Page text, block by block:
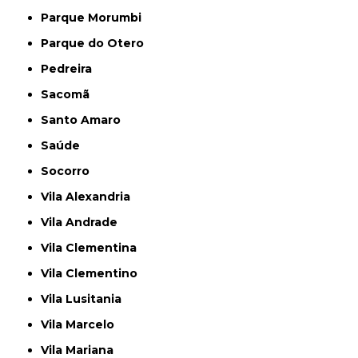
Parque Morumbi
Parque do Otero
Pedreira
Sacomã
Santo Amaro
Saúde
Socorro
Vila Alexandria
Vila Andrade
Vila Clementina
Vila Clementino
Vila Lusitania
Vila Marcelo
Vila Mariana